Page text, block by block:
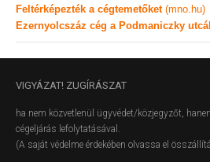
Feltérképezték a cégtemetőket (mno.hu)
Ezernyolcszáz cég a Podmaniczky
VIGYÁZAT! ZUGÍRÁSZAT
ha nem közvetlenül ügyvédet/közjegyzőt,
cégeljárás lefolytatásával.
(A saját védelme érdekében olvassa el